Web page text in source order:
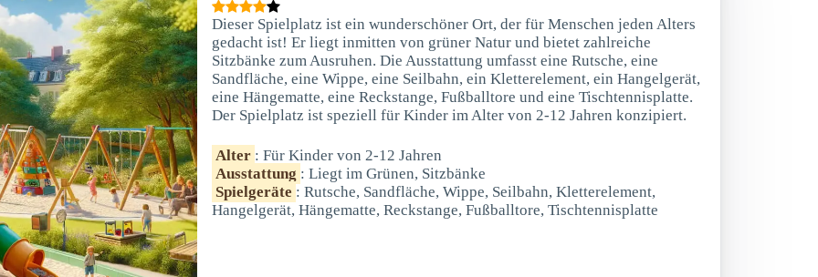
Dieser Spielplatz ist ein wunderschöner Ort, der für Menschen jeden Alters
gedacht ist! Er liegt inmitten von grüner Natur und bietet zahlreiche
Sitzbänke zum Ausruhen. Die Ausstattung umfasst eine Rutsche, eine
Sandfläche, eine Wippe, eine Seilbahn, ein Kletterelement, ein Hangelgerät,
eine Hängematte, eine Reckstange, Fußballtore und eine Tischtennisplatte.
Der Spielplatz ist speziell für Kinder im Alter von 2-12 Jahren konzipiert.
Alter : Für Kinder von 2-12 Jahren
Ausstattung : Liegt im Grünen, Sitzbänke
Spielgeräte : Rutsche, Sandfläche, Wippe, Seilbahn, Kletterelement,
Hangelgerät, Hängematte, Reckstange, Fußballtore, Tischtennisplatte